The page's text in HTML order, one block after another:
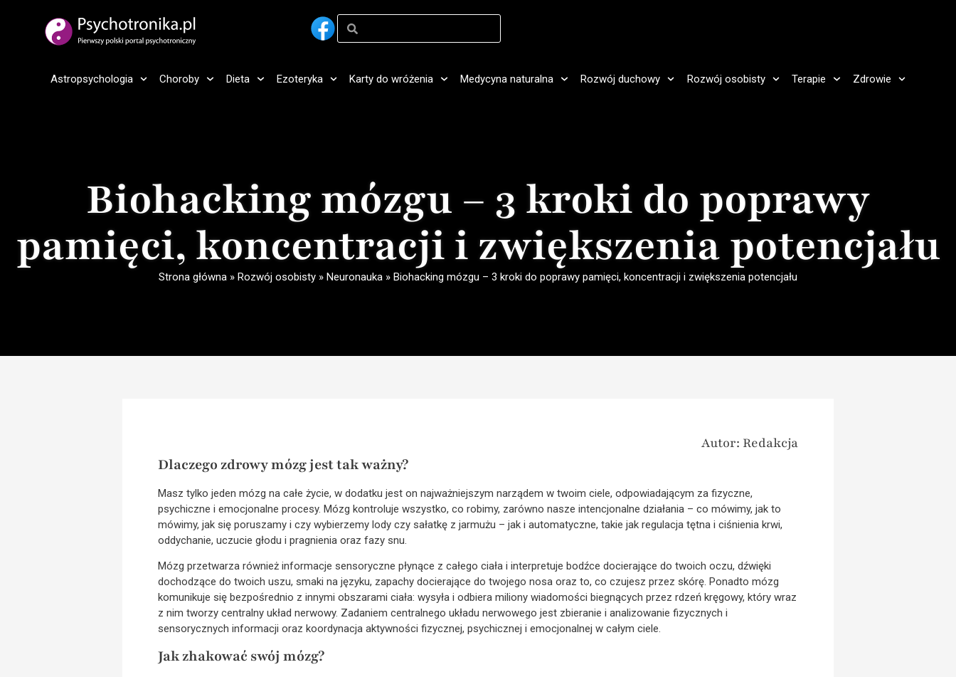
Astropsychologia Choroby Dieta Ezoteryka Karty do wróżenia Medycyna naturalna Rozwój duchowy Rozwój osobisty Terapie Zdrowie
Biohacking mózgu – 3 kroki do poprawy
pamięci, koncentracji i zwiększenia potencjału
Strona główna » Rozwój osobisty » Neuronauka » Biohacking mózgu – 3 kroki do poprawy pamięci, koncentracji i zwiększenia potencjału
Autor: Redakcja
Dlaczego zdrowy mózg jest tak ważny?
Masz tylko jeden mózg na całe życie, w dodatku jest on najważniejszym narządem w twoim ciele, odpowiadającym za fizyczne,
psychiczne i emocjonalne procesy. Mózg kontroluje wszystko, co robimy, zarówno nasze intencjonalne działania – co mówimy, jak to
mówimy, jak się poruszamy i czy wybierzemy lody czy sałatkę z jarmużu – jak i automatyczne, takie jak regulacja tętna i ciśnienia krwi,
oddychanie, uczucie głodu i pragnienia oraz fazy snu.
Mózg przetwarza również informacje sensoryczne płynące z całego ciała i interpretuje bodźce docierające do twoich oczu, dźwięki
dochodzące do twoich uszu, smaki na języku, zapachy docierające do twojego nosa oraz to, co czujesz przez skórę. Ponadto mózg
komunikuje się bezpośrednio z innymi obszarami ciała: wysyła i odbiera miliony wiadomości biegnących przez rdzeń kręgowy, który wraz
z nim tworzy centralny układ nerwowy. Zadaniem centralnego układu nerwowego jest zbieranie i analizowanie fizycznych i
sensorycznych informacji oraz koordynacja aktywności fizycznej, psychicznej i emocjonalnej w całym ciele.
Jak zhakować swój mózg?